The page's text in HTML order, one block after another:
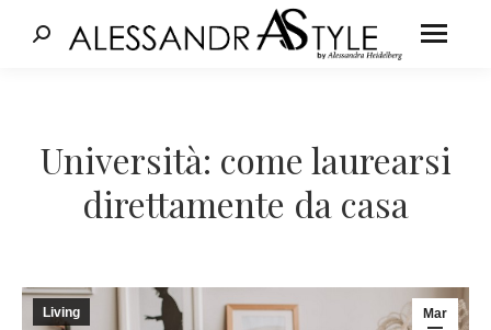
Cerca:
Università: come laurearsi
direttamente da casa
Mar
Living